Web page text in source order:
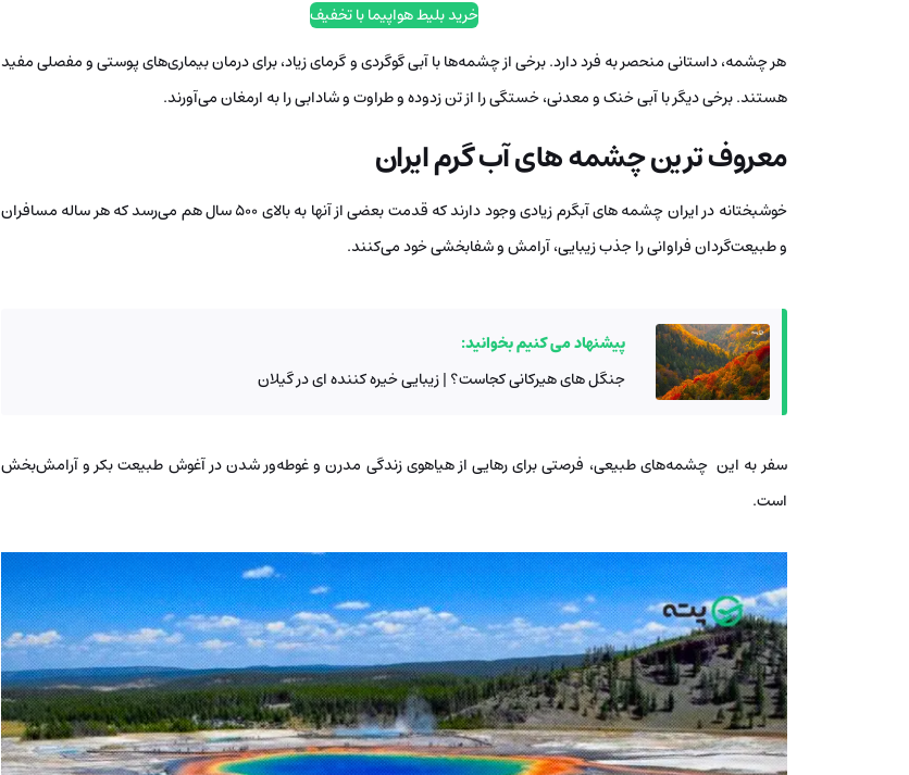
خرید بلیط هواپیما با تخفیف
هر چشمه، داستانی منحصر به فرد دارد. برخی از چشمه‌ها با آبی گوگردی و گرمای زیاد، برای درمان بیماری‌های پوستی و مفصلی مفید
هستند. برخی دیگر با آبی خنک و معدنی، خستگی را از تن زدوده و طراوت و شادابی را به ارمغان می‌آورند.
معروف ترین چشمه های آب گرم ایران
خوشبختانه در ایران چشمه های آبگرم زیادی وجود دارند که قدمت بعضی از آنها به بالای 500 سال هم می‌رسد که هر ساله مسافران
و طبیعت‌گردان فراوانی را جذب زیبایی، آرامش و شفابخشی خود می‌کنند.
پیشنهاد می کنیم بخوانید:
جنگل های هیرکانی کجاست؟ | زیبایی خیره کننده ای در گیلان
سفر به این چشمه‌های طبیعی، فرصتی برای رهایی از هیاهوی زندگی مدرن و غوطه‌ور شدن در آغوش طبیعت بکر و آرامش‌بخش
است.